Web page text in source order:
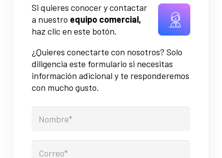
Si quieres conocer y contactar
a nuestro equipo comercial,
haz clic en este botón.
¿Quieres conectarte con nosotros? Solo
diligencia este formulario si necesitas
información adicional y te responderemos
con mucho gusto.